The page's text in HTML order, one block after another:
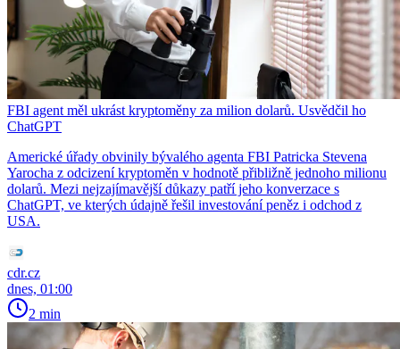
FBI agent měl ukrást kryptoměny za milion dolarů. Usvědčil ho
ChatGPT
Americké úřady obvinily bývalého agenta FBI Patricka Stevena
Yarocha z odcizení kryptoměn v hodnotě přibližně jednoho milionu
dolarů. Mezi nejzajímavější důkazy patří jeho konverzace s
ChatGPT, ve kterých údajně řešil investování peněz i odchod z
USA.
cdr.cz
dnes, 01:00
2 min